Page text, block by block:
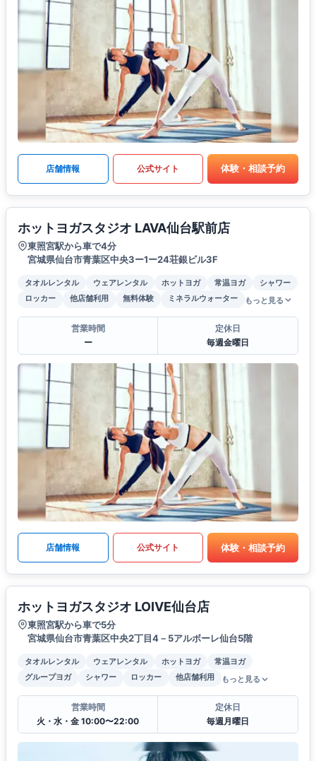
店舗情報 公式サイト 体験・相談予約
ホットヨガスタジオ LAVA仙台駅前店
東照宮駅から車で4分
宮城県仙台市青葉区中央3ー1ー24荘銀ビル3F
タオルレンタル ウェアレンタル ホットヨガ 常温ヨガ
シャワー
ロッカー
他店舗利用 無料体験 ミネラルウォーター もっと見る
営業時間
ー
定休日
毎週金曜日
店舗情報 公式サイト 体験・相談予約
ホットヨガスタジオ LOIVE仙台店
東照宮駅から車で5分
宮城県仙台市青葉区中央2丁目4－5アルボーレ仙台5階
タオルレンタル ウェアレンタル ホットヨガ
常温ヨガ
グループヨガ
シャワー ロッカー 他店舗利用 もっと見る
営業時間
火・水・金 10:00〜22:00
定休日
毎週月曜日